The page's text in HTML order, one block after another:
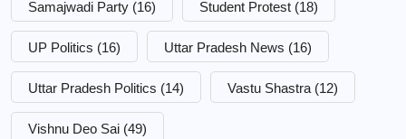
Samajwadi Party (16) Student Protest (18)
UP Politics (16) Uttar Pradesh News (16)
Uttar Pradesh Politics (14) Vastu Shastra (12)
Vishnu Deo Sai (49)